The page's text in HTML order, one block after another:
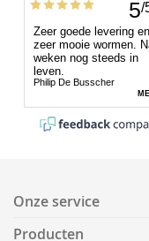
Onze service
Producten